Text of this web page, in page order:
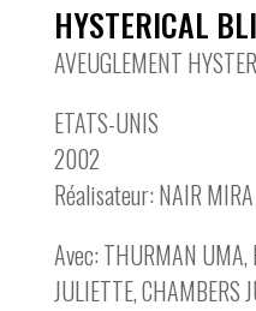
HYSTERICAL
AVEUGLEMENT
ETATS-UNIS
2002
Réalisateur: NAIR MIRA
Avec: THURMAN UMA,
JULIETTE, CHAMBERS